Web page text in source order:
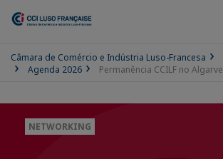
Câmara de Comércio e Indústria Luso-Francesa
Agenda 2026
Permanência CCILF no Algarve
NETWORKING